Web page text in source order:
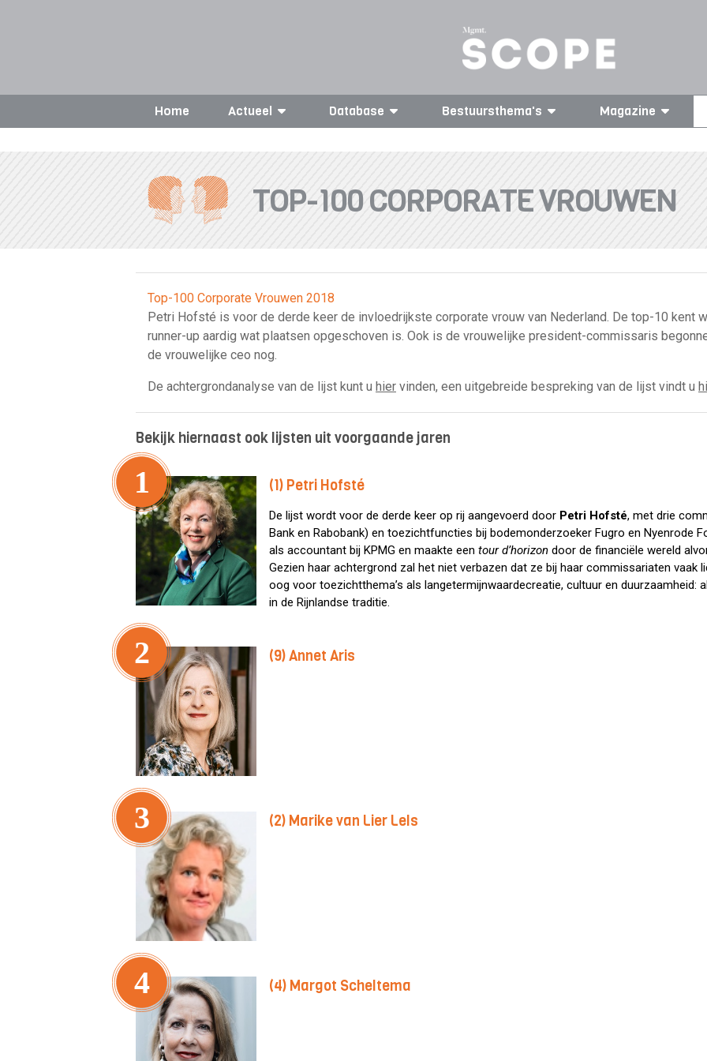
Home Actueel Database Bestuursthema's Magazine
TOP-100 CORPORATE VROUWEN
Top-100 Corporate Vrouwen 2018
Petri Hofsté is voor de derde keer de invloedrijkste corporate vrouw van Nederland. De top-10 kent
runner-up aardig wat plaatsen opgeschoven is. Ook is de vrouwelijke president-commissaris
de vrouwelijke ceo nog.
De achtergrondanalyse van de lijst kunt u hier vinden, een uitgebreide bespreking van de lijst vindt u
Bekijk hiernaast ook lijsten uit voorgaande jaren
1 (1) Petri Hofsté
De lijst wordt voor de derde keer op rij aangevoerd door Petri Hofsté, met drie
Bank en Rabobank) en toezichtfuncties bij bodemonderzoeker Fugro en Nyenrode
als accountant bij KPMG en maakte eentour d’horizondoor de financiële wereld
Gezien haar achtergrond zal het niet verbazen dat ze bij haar commissariaten
oog voor toezichtthema’s als langetermijnwaardecreatie, cultuur en
in de Rijnlandse traditie.
2 (9) Annet Aris
3 (2) Marike van Lier Lels
4 (4) Margot Scheltema